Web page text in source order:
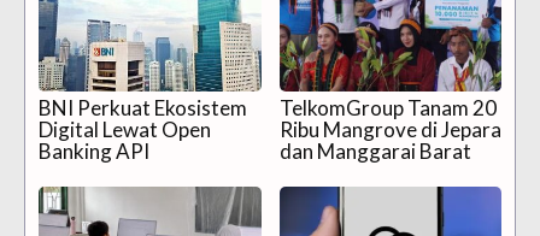
BNI Perkuat Ekosistem
Digital Lewat Open
Banking API
TelkomGroup Tanam 20
Ribu Mangrove di Jepara
dan Manggarai Barat